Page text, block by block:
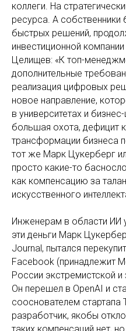
коллеги. На
ресурса. А собственники
быстрых решений,
инвестиционной
Целищев: «К топ-
дополнительные
реализация цифровых
новое направление,
в университетах и
большая охота, дефицит
трансформации бизнеса
тот же Марк Цукерберг
просто какие-то
как компенсацию за
искусственного
Инженерам в области ИИ
эти деньги Марк
Journal, пытался
Facebook (принадлежит
России экстремистской
Он перешел в OpenAI и
сооснователем стартапа
разработчик, якобы